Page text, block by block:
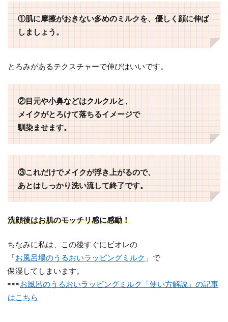
①肌に摩擦がおきない多めのミルクを、優しく顔に伸ば
しましょう。
とろみがあるテクスチャーで伸びはいいです。
②目元や小鼻などはクルクルと、
メイクがとろけて落ちるイメージで
馴染ませます。
③これだけでメイクが浮き上がるので、
あとはしっかり洗い流して終了です。
洗顔後はお肌のモッチリ感に感動！
ちなみに私は、この後すぐにビオレの
「お風呂場のうるおいラッピングミルク 」で
保湿してしまいます。
⇨⇨⇨お風呂のうるおいラッピングミルク「使い方解説」の記事
はこちら